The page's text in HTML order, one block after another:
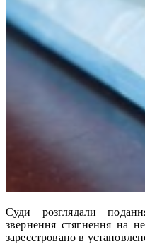
Суди розглядали
звернення стягнення на
зареєстровано в